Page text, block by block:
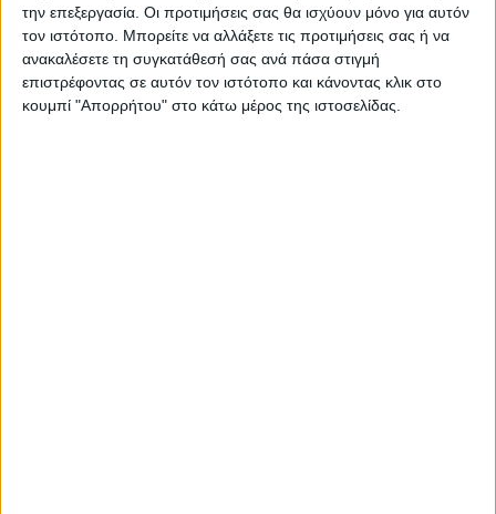
την επεξεργασία. Οι προτιμήσεις σας θα ισχύουν μόνο για αυτόν
τον ιστότοπο. Μπορείτε να αλλάξετε τις προτιμήσεις σας ή να
ανακαλέσετε τη συγκατάθεσή σας ανά πάσα στιγμή
επιστρέφοντας σε αυτόν τον ιστότοπο και κάνοντας κλικ στο
κουμπί "Απορρήτου" στο κάτω μέρος της ιστοσελίδας.
ΝΕΟΣ ΑΓΩΝ
https://neosagon.gr